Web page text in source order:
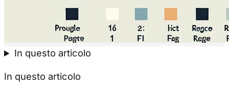
In questo articolo
In questo articolo
Accetta tutti
Solo